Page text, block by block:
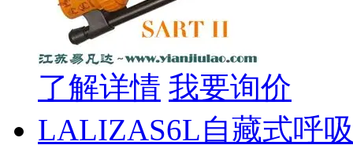
了解详情 我要询价
LALIZAS6L自藏式呼